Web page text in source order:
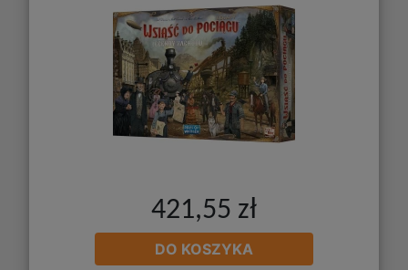
421,55 zł
DO KOSZYKA